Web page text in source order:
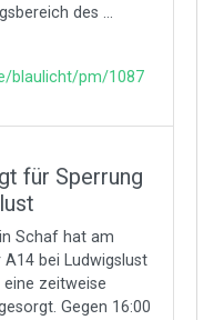
des ...
blaulicht/pm/1087
für Sperrung
Schaf hat am
bei Ludwigslust
zeitweise
Gegen 16:00